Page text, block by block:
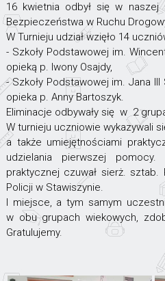
16 kwietnia odbył się w naszej
Bezpieczeństwa w Ruchu
W Turnieju udział wzięło 14
- Szkoły Podstawowej im.
opieką p. Iwony Osajdy,
- Szkoły Podstawowej im. Jana
opieka p. Anny Bartoszyk.
Eliminacje odbywały się w 2
W turnieju uczniowie wykazywali
a także umiejętnościami
udzielania pierwszej
praktycznej czuwał sierż. sztab.
Policji w Stawiszynie.
I miejsce, a tym samym
w obu grupach wiekowych,
Gratulujemy.